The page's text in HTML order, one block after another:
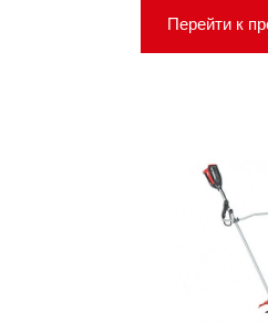
Перейти к